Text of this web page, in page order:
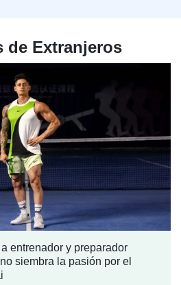
de Extranjeros
entrenador y preparador
siembra la pasión por el